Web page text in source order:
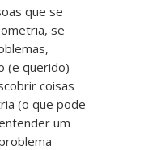
que se
se
(e querido)
coisas
(o que pode
um